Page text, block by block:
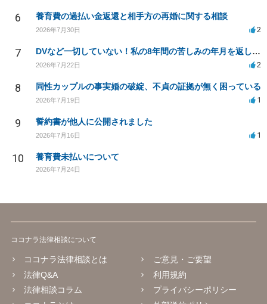
6 養育費の過払い金返還と相手方の再婚に関する相談
2026年7月30日 2
7 DVなど一切していない！私の8年間の苦しみの年月を返して！
2026年7月22日 2
8 同性カップルの事実婚の破綻、不貞の証拠が無く困っている
2026年7月19日 1
9 誓約書が他人に公開されました
2026年7月16日 1
10 養育費未払いについて
2026年7月24日
ココナラ法律相談について
ココナラ法律相談とは
法律Q&A
法律相談コラム
ご意見・ご要望
利用規約
プライバシーポリシー